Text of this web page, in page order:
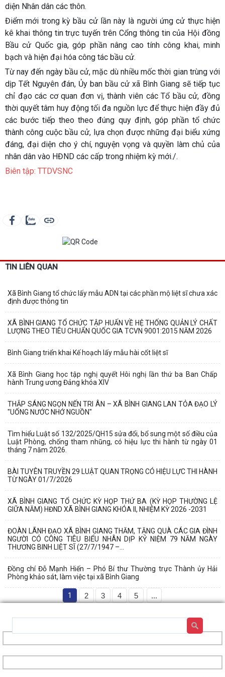
diện Nhân dân các thôn.
Điểm mới trong kỳ bầu cử lần này là người ứng cử thực hiện
kê khai thông tin trực tuyến trên Cổng thông tin của Hội đồng
Bầu cử Quốc gia, góp phần nâng cao tính công khai, minh
bạch và hiện đại hóa công tác bầu cử.
Từ nay đến ngày bầu cử, mặc dù nhiều mốc thời gian trùng với
dịp Tết Nguyên đán, Ủy ban bầu cử xã Bình Giang sẽ tiếp tục
chỉ đạo các cơ quan đơn vị, thành viên các Tổ bầu cử, đồng
thời quyết tâm huy động tối đa nguồn lực để thực hiện đầy đủ
các bước tiếp theo theo đúng quy định, góp phần tổ chức
thành công cuộc bầu cử, lựa chọn được những đại biểu xứng
đáng, đại diện cho ý chí, nguyện vọng và quyền làm chủ của
nhân dân vào HĐND các cấp trong nhiệm kỳ mới./.
Biên tập: TTDVSNC
TIN LIÊN QUAN
Xã Bình Giang tổ chức lấy mẫu ADN tại các phần mộ liệt sĩ chưa xác
định được thông tin
XÃ BÌNH GIANG TỔ CHỨC TẬP HUẤN VỀ HỆ THỐNG QUẢN LÝ CHẤT
LƯỢNG THEO TIÊU CHUẨN QUỐC GIA TCVN 9001:2015 NĂM 2026
Bình Giang triển khai Kế hoạch lấy mẫu hài cốt liệt sĩ
Xã Bình Giang học tập nghị quyết Hôi nghị lần thứ ba Ban Chấp
hành Trung ương Đảng khóa XIV
THẮP SÁNG NGỌN NẾN TRI ÂN – XÃ BÌNH GIANG LAN TỎA ĐẠO LÝ
"UỐNG NƯỚC NHỚ NGUỒN"
Tìm hiểu Luật số 132/2025/QH15 sửa đổi, bổ sung một số điều của
Luật Phòng, chống tham nhũng, có hiệu lực thi hành từ ngày 01
tháng 7 năm 2026.
BÀI TUYÊN TRUYỀN 29 LUẬT QUAN TRỌNG CÓ HIỆU LỰC THI HÀNH
TỪ NGÀY 01/7/2026
XÃ BÌNH GIANG TỔ CHỨC KỲ HỌP THỨ BA (KỲ HỌP THƯỜNG LỆ
GIỮA NĂM) HĐND XÃ BÌNH GIANG KHÓA II, NHIỆM KỲ 2026 -2031
ĐOÀN LÃNH ĐẠO XÃ BÌNH GIANG THĂM, TẶNG QUÀ CÁC GIA ĐÌNH
NGƯỜI CÓ CÔNG TIÊU BIỂU NHÂN DỊP KỶ NIỆM 79 NĂM NGÀY
THƯƠNG BINH LIỆT SĨ (27/7/1947 –...
Đồng chí Đỗ Mạnh Hiến – Phó Bí thư Thường trực Thành ủy Hải
Phòng khảo sát, làm việc tại xã Bình Giang
1 2 3 4 5 ...